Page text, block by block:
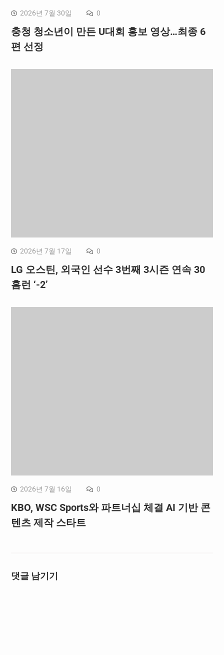
2026년 7월 30일 0
충청 청소년이 만든 U대회 홍보 영상…최종 6
편 선정
2026년 7월 17일 0
LG 오스틴, 외국인 선수 3번째 3시즌 연속 30
홈런 ‘-2’
2026년 7월 16일 0
KBO, WSC Sports와 파트너십 체결 AI 기반 콘
텐츠 제작 스타트
댓글 남기기